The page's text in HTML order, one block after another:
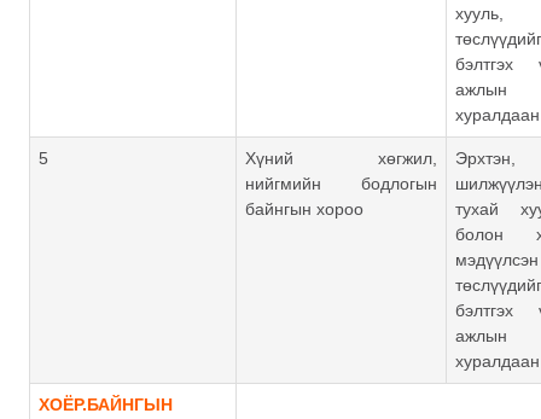
хууль,
бэлтгэх
ажлын
хуралдаан
5
Хүний хөгжил,
нийгмийн бодлогын
байнгын хороо
тухай
болон
бэлтгэх
ажлын
хуралдаан
ХОЁР.БАЙНГЫН